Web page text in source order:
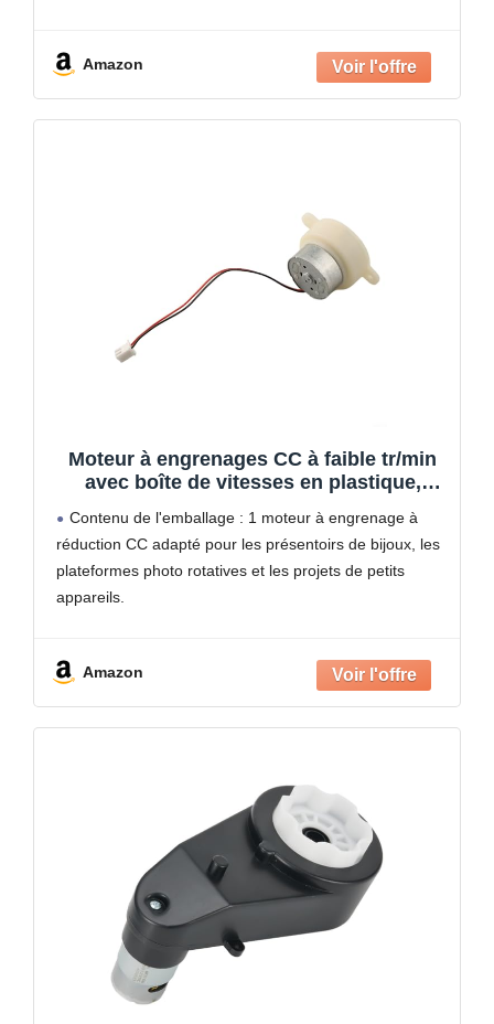
Amazon
Moteur à engrenages CC à faible tr/min
avec boîte de vitesses en plastique,
présentoir à bijoux, châssis de voiture
jouet et scène pour rotation (5 V 20 tr/min
Contenu de l'emballage : 1 moteur à engrenage à
réduction CC adapté pour les présentoirs de bijoux, les
plateformes photo rotatives et les projets de petits
appareils.
Amazon